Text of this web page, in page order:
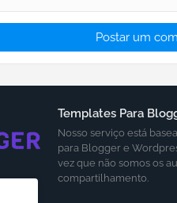
Postar um
Templates Para
Nosso serviço está
para Blogger e
vez que não somos os
compartilhamento.